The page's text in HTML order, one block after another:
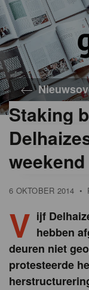
Staking
weekend
6 OKTOBER 2014 •
V ijf
hebben
deuren niet
protesteerde